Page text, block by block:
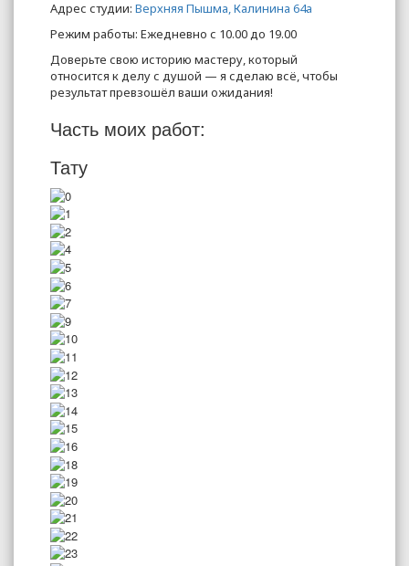
Адрес студии: Верхняя Пышма, Калинина 64а
Режим работы: Ежедневно с 10.00 до 19.00
Доверьте свою историю мастеру, который
относится к делу с душой — я сделаю всё, чтобы
результат превзошёл ваши ожидания!
Часть моих работ:
Тату